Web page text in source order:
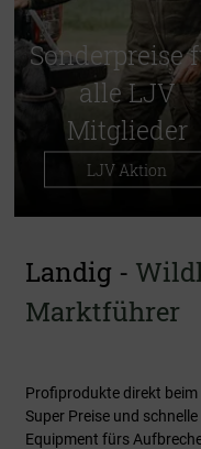
Sonderpreise
alle LJV
Mitglieder
LJV Aktion
Landig -
Marktführer
Profiprodukte direkt
Super Preise und
Equipment fürs